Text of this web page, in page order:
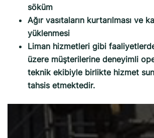
söküm
Ağır vasıtaların kurtarılması ve
yüklenmesi
Liman hizmetleri gibi
üzere müşterilerine deneyimli
teknik ekibiyle birlikte hizmet
tahsis etmektedir.